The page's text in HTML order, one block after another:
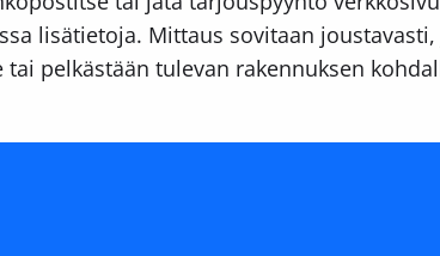
lisätietoja. Mittaus sovitaan
pelkästään tulevan rakennuksen